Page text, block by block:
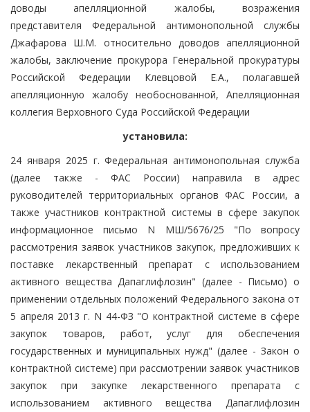
доводы апелляционной жалобы, возражения
представителя Федеральной антимонопольной службы
Джафарова Ш.М. относительно доводов апелляционной
жалобы, заключение прокурора Генеральной прокуратуры
Российской Федерации Клевцовой Е.А., полагавшей
апелляционную жалобу необоснованной, Апелляционная
коллегия Верховного Суда Российской Федерации
установила:
24 января 2025 г. Федеральная антимонопольная служба
(далее также - ФАС России) направила в адрес
руководителей территориальных органов ФАС России, а
также участников контрактной системы в сфере закупок
информационное письмо N МШ/5676/25 "По вопросу
рассмотрения заявок участников закупок, предложивших к
поставке лекарственный препарат с использованием
активного вещества Дапаглифлозин" (далее - Письмо) о
применении отдельных положений Федерального закона от
5 апреля 2013 г. N 44-ФЗ "О контрактной системе в сфере
закупок товаров, работ, услуг для обеспечения
государственных и муниципальных нужд" (далее - Закон о
контрактной системе) при рассмотрении заявок участников
закупок при закупке лекарственного препарата с
использованием активного вещества Дапаглифлозин